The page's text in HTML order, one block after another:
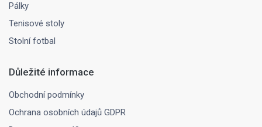
Pálky
Tenisové stoly
Stolní fotbal
Důležité informace
Obchodní podmínky
Ochrana osobních údajů GDPR